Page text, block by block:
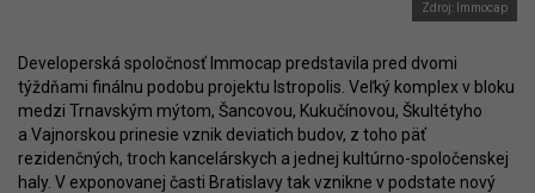
Zdroj: Immocap
Developerská spoločnosť Immocap predstavila pred dvomi
týždňami finálnu podobu projektu Istropolis. Veľký komplex v bloku
medzi Trnavským mýtom, Šancovou, Kukučínovou, Škultétyho
a Vajnorskou prinesie vznik deviatich budov, z toho päť
rezidenčných, troch kancelárskych a jednej kultúrno-spoločenskej
haly. V exponovanej časti Bratislavy tak vznikne v podstate nový